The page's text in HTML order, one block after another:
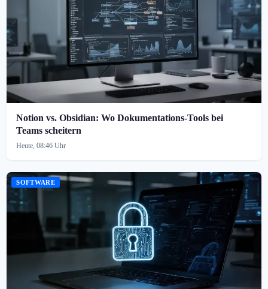
Notion vs. Obsidian: Wo Dokumentations-Tools bei
Teams scheitern
Heute, 08:46 Uhr
SOFTWARE